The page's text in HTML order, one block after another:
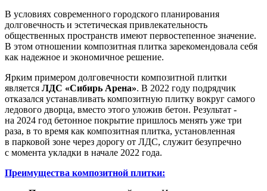
В условиях современного городского планирования
долговечность и эстетическая привлекательность
общественных пространств имеют первостепенное значение.
В этом отношении композитная плитка зарекомендовала себя
как надежное и экономичное решение.
Ярким примером долговечности композитной плитки
является ЛДС «Сибирь Арена». В 2022 году подрядчик
отказался устанавливать композитную плитку вокруг самого
ледового дворца, вместо этого уложив бетон. Результат -
на 2024 год бетонное покрытие пришлось менять уже три
раза, в то время как композитная плитка, установленная
в парковой зоне через дорогу от ЛДС, служит безупречно
с момента укладки в начале 2022 года.
Преимущества композитной плитки: